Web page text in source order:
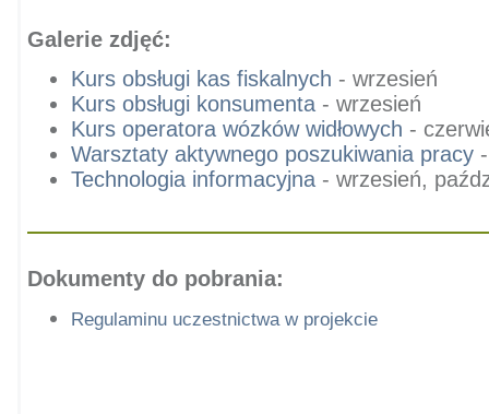
Galerie zdjęć:
Kurs obsługi kas fiskalnych - wrzesień
Kurs obsługi konsumenta - wrzesień
Kurs operatora wózków widłowych -
Warsztaty aktywnego poszukiwania pracy
Technologia informacyjna - wrzesień,
Dokumenty do pobrania:
Regulaminu uczestnictwa w projekcie